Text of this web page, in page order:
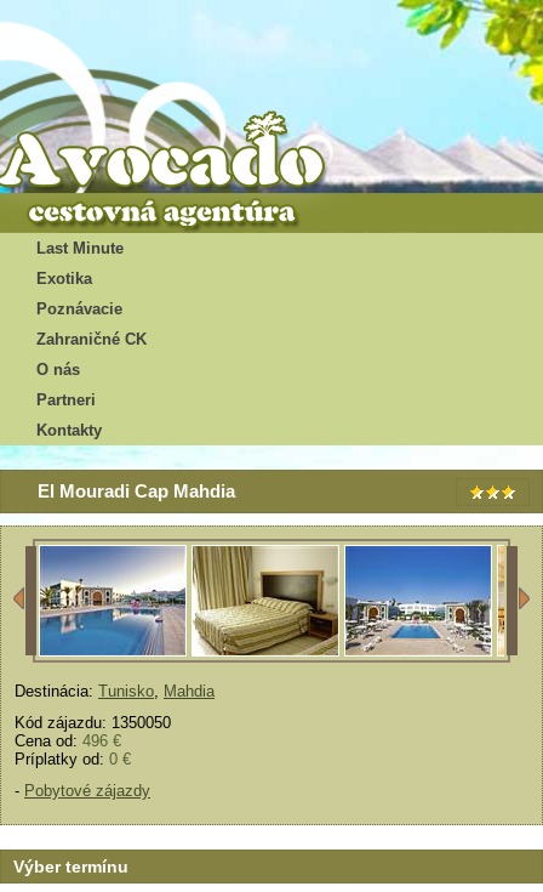
Last Minute
Exotika
Poznávacie
Zahraničné CK
O nás
Partneri
Kontakty
El Mouradi Cap Mahdia
Destinácia: Tunisko, Mahdia
Kód zájazdu: 1350050
Cena od: 496 €
Príplatky od: 0 €
- Pobytové zájazdy
Výber termínu